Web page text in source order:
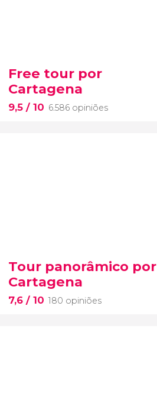
Free tour por
Cartagena
9,5 / 10 6.586 opiniões
Tour panorâmico por
Cartagena
7,6 / 10 180 opiniões